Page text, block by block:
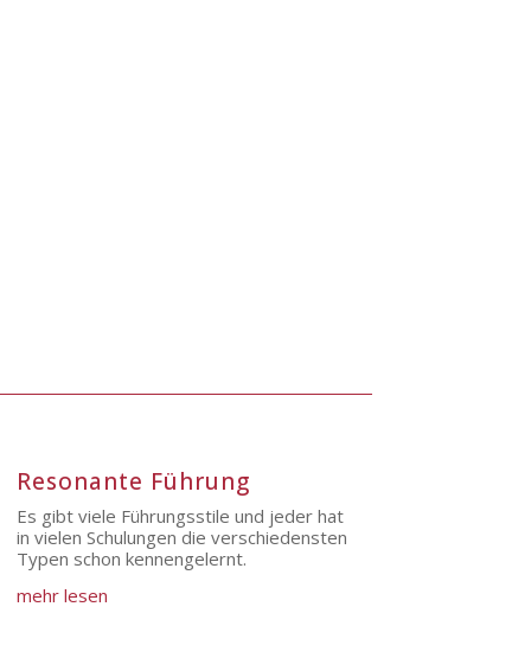
Resonante Führung
Es gibt viele Führungsstile und jeder hat
in vielen Schulungen die verschiedensten
Typen schon kennengelernt.
mehr lesen